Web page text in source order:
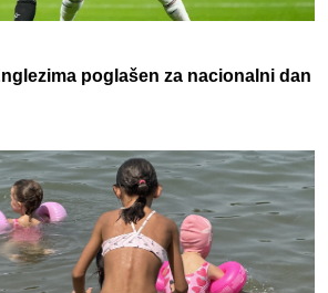
poglašen za nacionalni dan